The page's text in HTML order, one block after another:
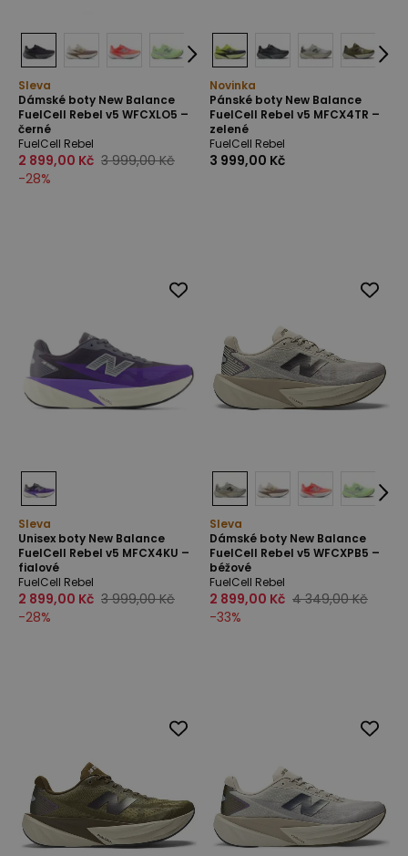
Sleva
Dámské boty New Balance
FuelCell Rebel v5 WFCXLO5 –
černé
FuelCell Rebel
2 899,00 Kč 3 999,00 Kč
-28%
Novinka
Pánské boty New Balance
FuelCell Rebel v5 MFCX4TR –
zelené
FuelCell Rebel
3 999,00 Kč
Sleva
Unisex boty New Balance
FuelCell Rebel v5 MFCX4KU –
fialové
FuelCell Rebel
2 899,00 Kč 3 999,00 Kč
-28%
Sleva
Dámské boty New Balance
FuelCell Rebel v5 WFCXPB5 –
béžové
FuelCell Rebel
2 899,00 Kč 4 349,00 Kč
-33%